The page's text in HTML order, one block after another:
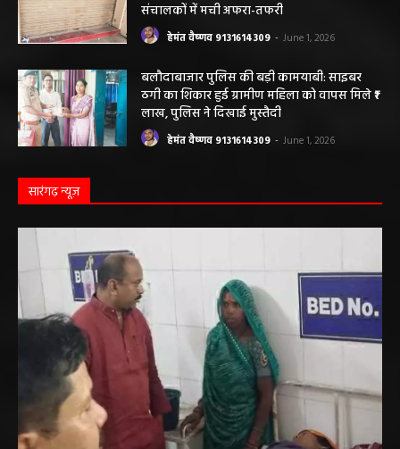
संचालकों में मची अफरा-तफरी
हेमंत वैष्णव 9131614309 - June 1, 2026
बलौदाबाजार पुलिस की बड़ी कामयाबी: साइबर
ठगी का शिकार हुई ग्रामीण महिला को वापस मिले ₹1
लाख, पुलिस ने दिखाई मुस्तैदी
हेमंत वैष्णव 9131614309 - June 1, 2026
सारंगढ़ न्यूज़